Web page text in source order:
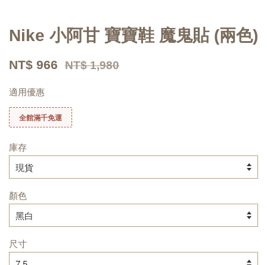
Nike 小阿甘 寶寶鞋 魔鬼貼 (兩色)
NT$ 966 NT$ 1,980
適用優惠
全館滿千免運
庫存
顏色
尺寸